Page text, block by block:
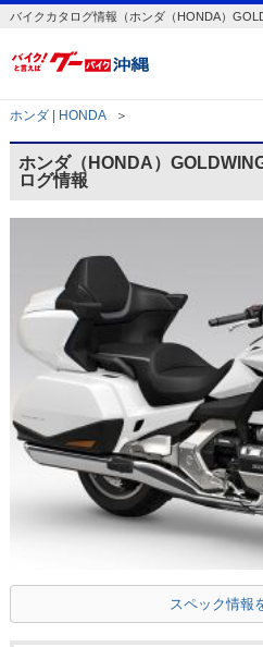
バイクカタログ情報（ホンダ（HONDA）
ホンダ | HONDA ＞
ホンダ（HONDA）
ログ情報
スペック情報